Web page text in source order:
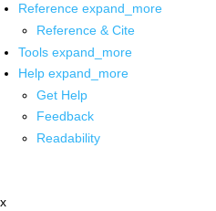
Reference expand_more
Reference & Cite
Tools expand_more
Help expand_more
Get Help
Feedback
Readability
x